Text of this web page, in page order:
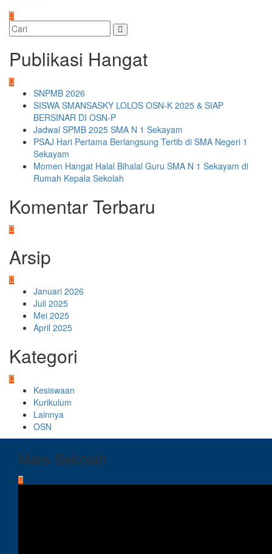
Publikasi Hangat
SNPMB 2026
SISWA SMANSASKY LOLOS OSN-K 2025 & SIAP
BERSINAR DI OSN-P
Jadwal SPMB 2025 SMA N 1 Sekayam
PSAJ Hari Pertama Berlangsung Tertib di SMA Negeri 1
Sekayam
Momen Hangat Halal Bihalal Guru SMA N 1 Sekayam di
Rumah Kepala Sekolah
Komentar Terbaru
Arsip
Januari 2026
Juli 2025
Mei 2025
April 2025
Kategori
Kesiswaan
Kurikulum
Lainnya
OSN
Mars Sekolah